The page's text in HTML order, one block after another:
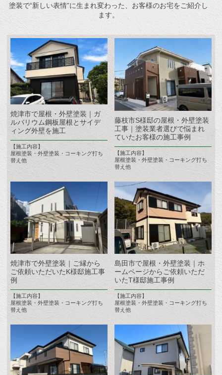
塗装で“新しい表情”に生まれ変わった、お客様のお宅をご紹介し
ます。
焼津市で屋根・外壁塗装｜ガ
ルバリウム鋼板屋根とサイデ
ィング外壁を施工
【施工内容】
屋根塗装・外壁塗装・コーキング打ち
替え他
藤枝市S様邸の屋根・外壁塗装
工事｜塗装業者選びで悩まれ
ていたお客様の施工事例
【施工内容】
屋根塗装・外壁塗装・コーキング打ち
替え他
焼津市で外壁塗装｜ご縁から
ご依頼いただいたK様邸施工事
例
【施工内容】
屋根塗装・外壁塗装・コーキング打ち
替え他
島田市で屋根・外壁塗装｜ホ
ームページからご依頼いただ
いたT様邸施工事例
【施工内容】
屋根塗装・外壁塗装・コーキング打ち
替え他